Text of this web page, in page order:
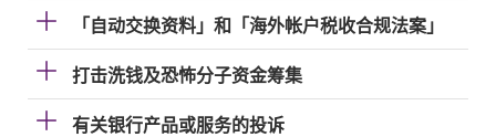
「自动交换资料」和「海外帐户税收合规法案」
打击洗钱及恐怖分子资金筹集
有关银行产品或服务的投诉